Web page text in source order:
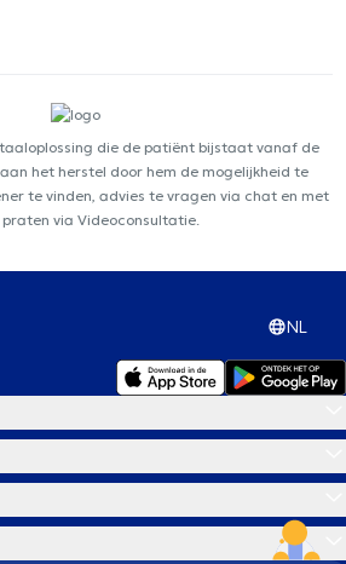
die de patiënt bijstaat vanaf de
het herstel door hem de mogelijkheid te
te vinden, advies te vragen via chat en met
via Videoconsultatie.
NL